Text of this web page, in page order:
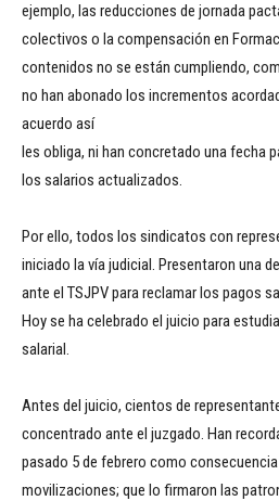
ejemplo, las reducciones de jornada
colectivos o la compensación en
contenidos no se están cumpliendo,
no han abonado los incrementos
acuerdo así
les obliga, ni han concretado una fecha
los salarios actualizados.
Por ello, todos los sindicatos con
iniciado la vía judicial. Presentaron una
ante el TSJPV para reclamar los pagos
Hoy se ha celebrado el juicio para
salarial.
Antes del juicio, cientos de
concentrado ante el juzgado. Han
pasado 5 de febrero como
movilizaciones; que lo firmaron las